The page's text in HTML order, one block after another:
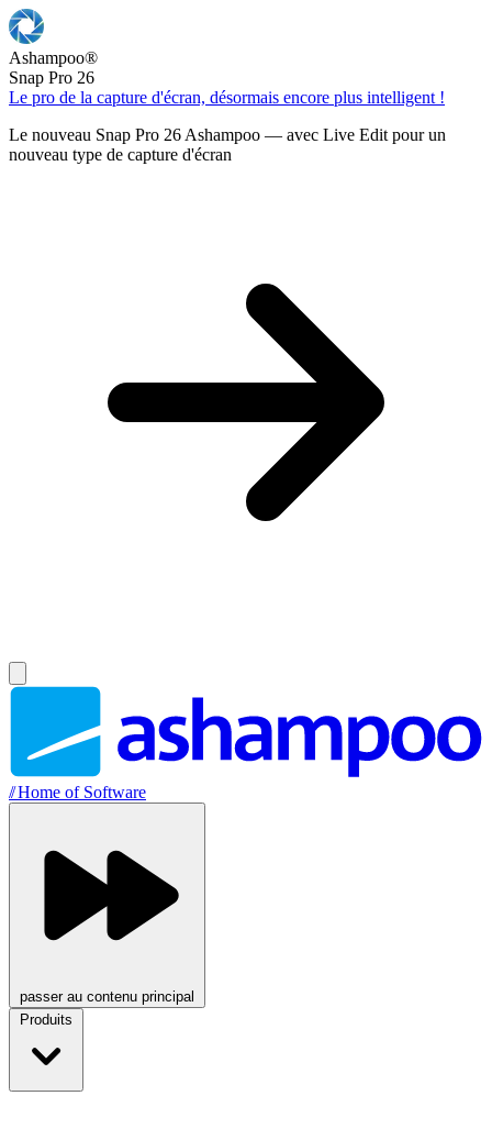
Ashampoo®
Snap Pro 26
Le pro de la capture d'écran, désormais encore plus intelligent !
Le nouveau Snap Pro 26 Ashampoo — avec Live Edit pour un
nouveau type de capture d'écran
//Home of Software
passer au contenu principal
Produits